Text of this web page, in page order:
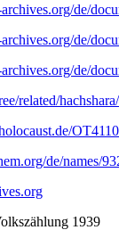
de/
de/
de/
related/hachshara/
de/names/
1939